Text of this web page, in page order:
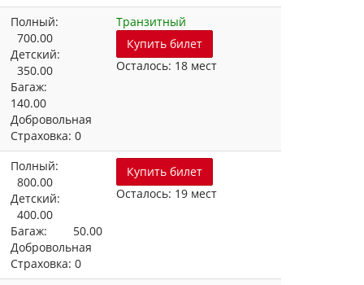
Полный:
700.00
Детский:
350.00
Багаж:
140.00
Добровольная
Страховка: 0
Транзитный
Купить билет
Осталось: 18 мест
Полный:
800.00
Детский:
400.00
Багаж: 50.00
Добровольная
Страховка: 0
Купить билет
Осталось: 19 мест